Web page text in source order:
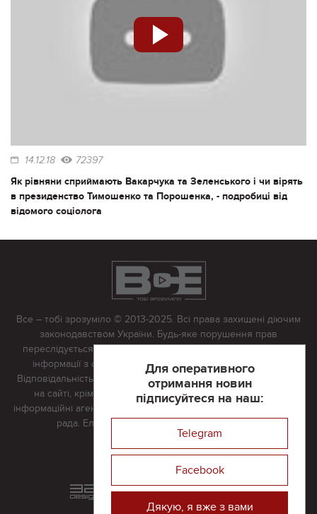
14.12.18 72397
Як рівняни сприймають Вакарчука та Зеленського і чи вірять
в президенство Тимошенко та Порошенка, - подробиці від
відомого соціолога
Для оперативного
отримання новин
підписуйтеся на наш:
Telegram
Facebook
Дякую, я вже з вами
Все – тобі зрозуміло © 2013-2025. Всі права захищені діючим
законодавством України. Будь-яке порушення прав
переслідується в судовому порядку. Будь-яке відтворення
інформації з сайту тільки з письмово дозволу редакції.
Відповідальність за достовірність усіх матеріалів, розміщених
на сайті, крім матеріалів, які містять посилання на інші
інформаційні агентства або інтернет-видання, несе редакційна
рада. Електронна пошта:
Реклама на сайті
Розроблений та підтримується